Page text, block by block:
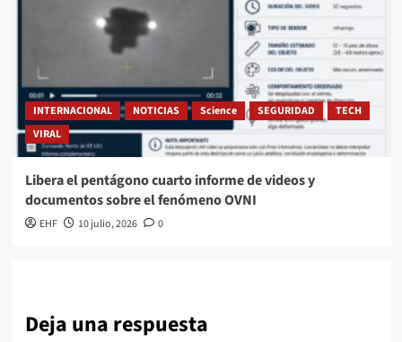
INTERNACIONAL NOTICIAS Science SEGURIDAD
TECH
VIRAL
Libera el pentágono cuarto informe de videos y
documentos sobre el fenómeno OVNI
EHF 10 julio, 2026 0
Deja una respuesta